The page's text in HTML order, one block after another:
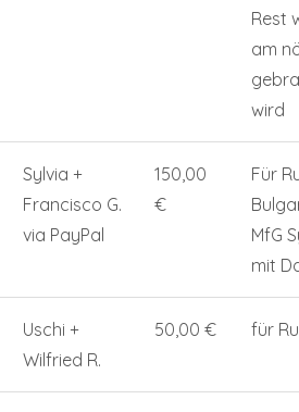
Rest
am
wird
Sylvia +
Francisco G.
via PayPal
150,00
€
Für
MfG
mit
Uschi +
Wilfried R.
50,00 € für